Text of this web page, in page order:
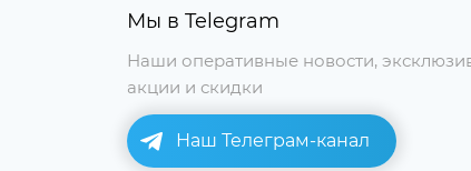
Мы в Telegram
Наши оперативные новости,
акции и скидки
Наш Телеграм-канал